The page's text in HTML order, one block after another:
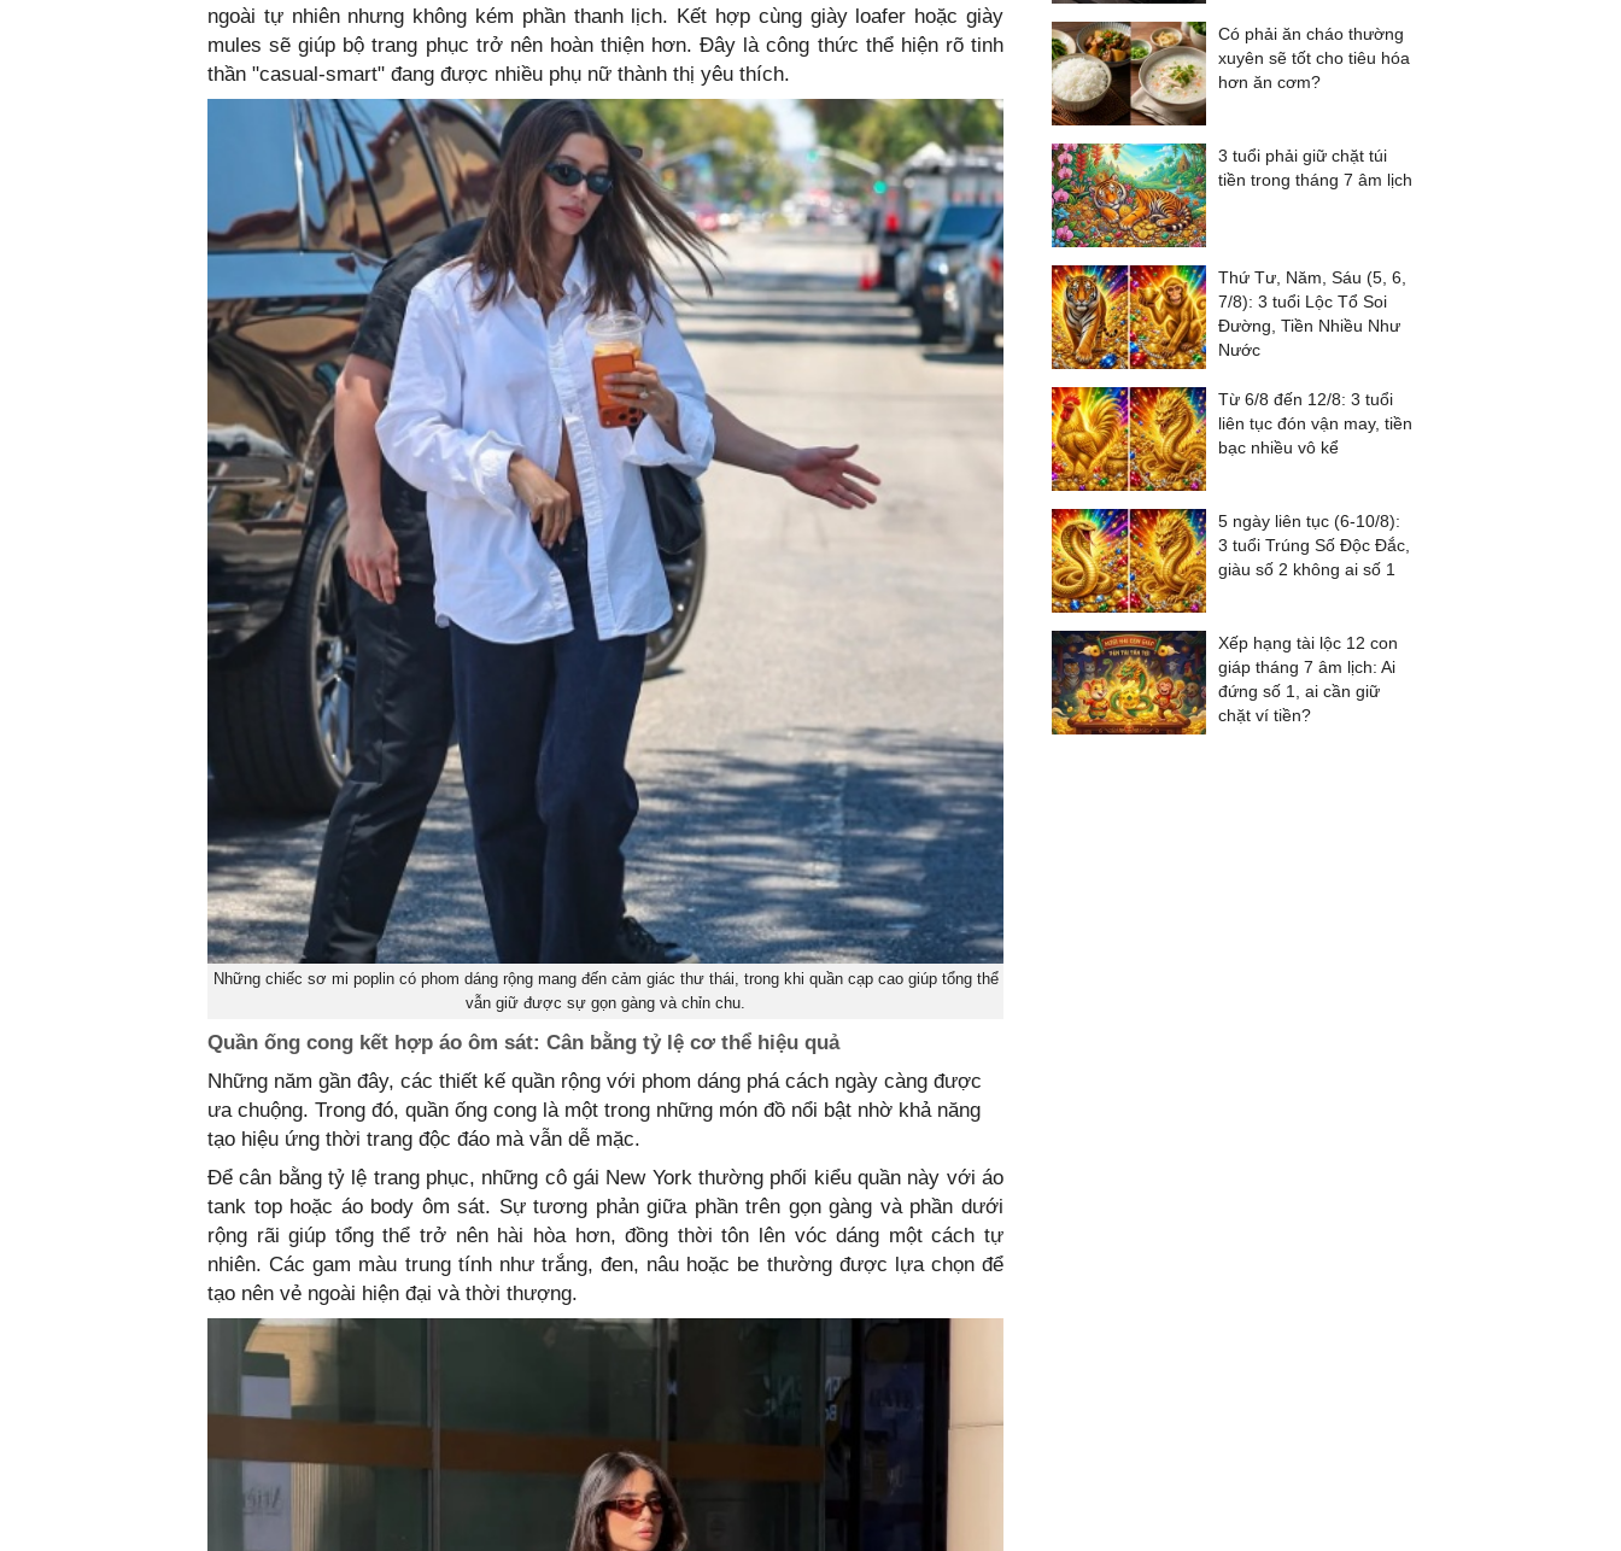
ngoài tự nhiên nhưng không kém phần thanh lịch. Kết hợp cùng giày loafer hoặc giày
mules sẽ giúp bộ trang phục trở nên hoàn thiện hơn. Đây là công thức thể hiện rõ tinh
thần "casual-smart" đang được nhiều phụ nữ thành thị yêu thích.
Những chiếc sơ mi poplin có phom dáng rộng mang đến cảm giác thư thái, trong khi quần cạp cao giúp tổng thể
vẫn giữ được sự gọn gàng và chỉn chu.
Quần ống cong kết hợp áo ôm sát: Cân bằng tỷ lệ cơ thể hiệu quả
Những năm gần đây, các thiết kế quần rộng với phom dáng phá cách ngày càng được
ưa chuộng. Trong đó, quần ống cong là một trong những món đồ nổi bật nhờ khả năng
tạo hiệu ứng thời trang độc đáo mà vẫn dễ mặc.
Để cân bằng tỷ lệ trang phục, những cô gái New York thường phối kiểu quần này với áo
tank top hoặc áo body ôm sát. Sự tương phản giữa phần trên gọn gàng và phần dưới
rộng rãi giúp tổng thể trở nên hài hòa hơn, đồng thời tôn lên vóc dáng một cách tự
nhiên. Các gam màu trung tính như trắng, đen, nâu hoặc be thường được lựa chọn để
tạo nên vẻ ngoài hiện đại và thời thượng.
Có phải ăn cháo thường
xuyên sẽ tốt cho tiêu hóa
hơn ăn cơm?
3 tuổi phải giữ chặt túi
tiền trong tháng 7 âm lịch
Thứ Tư, Năm, Sáu (5, 6,
7/8): 3 tuổi Lộc Tổ Soi
Đường, Tiền Nhiều Như
Nước
Từ 6/8 đến 12/8: 3 tuổi
liên tục đón vận may, tiền
bạc nhiều vô kể
5 ngày liên tục (6-10/8):
3 tuổi Trúng Số Độc Đắc,
giàu số 2 không ai số 1
Xếp hạng tài lộc 12 con
giáp tháng 7 âm lịch: Ai
đứng số 1, ai cần giữ
chặt ví tiền?